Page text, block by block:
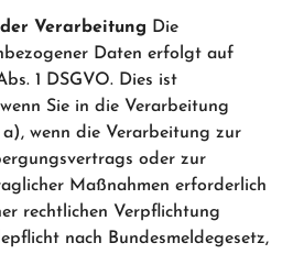
Verarbeitung Die
Daten erfolgt auf
1 DSGVO. Dies ist
Sie in die Verarbeitung
wenn die Verarbeitung zur
oder zur
Maßnahmen erforderlich
rechtlichen Verpflichtung
nach Bundesmeldegesetz,